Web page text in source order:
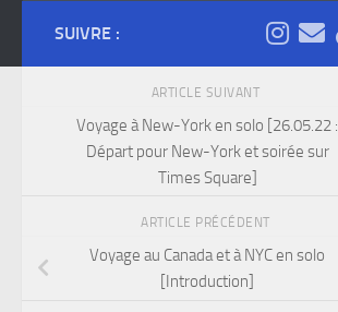
SUIVRE :
ARTICLE SUIVANT
Voyage à New-York en solo [26.05.22 :
Départ pour New-York et soirée sur
Times Square]
ARTICLE PRÉCÉDENT
Voyage au Canada et à NYC en solo
[Introduction]